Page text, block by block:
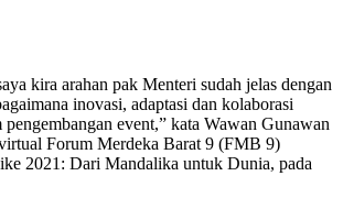
kira arahan pak Menteri sudah jelas dengan
inovasi, adaptasi dan kolaborasi
event,” kata Wawan Gunawan
Forum Merdeka Barat 9 (FMB 9)
2021: Dari Mandalika untuk Dunia, pada